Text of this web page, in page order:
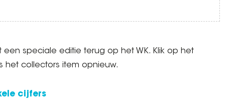
speciale editie terug op het WK. Klik op het
het collectors item opnieuw.
cijfers